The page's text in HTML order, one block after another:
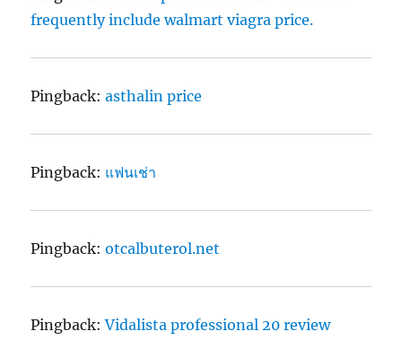
frequently include walmart viagra price.
Pingback:asthalin price
Pingback: แฟนเช่า
Pingback:otcalbuterol.net
Pingback:Vidalista professional 20 review